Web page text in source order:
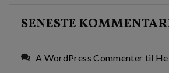
SENESTE
A WordPress Commenter til